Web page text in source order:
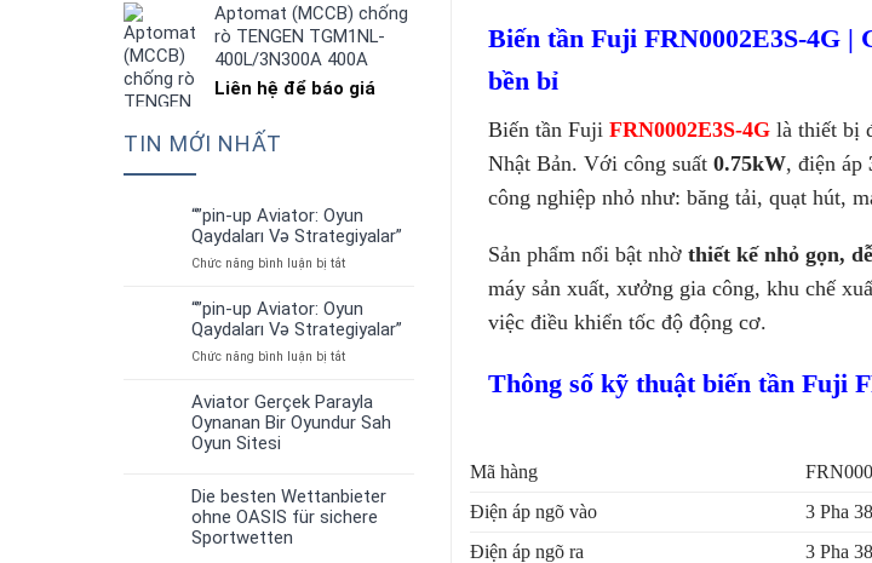
Aptomat (MCCB) chống
rò TENGEN TGM1NL-
400L/3N300A 400A
Liên hệ để báo giá
TIN MỚI NHẤT
“”pin-up Aviator: Oyun
Qaydaları Və Strategiyalar”
Chức năng bình luận bị tắtở
Aviator:
Oyun
Qaydaları
Strategiyalar”
“”pin-up Aviator: Oyun
Qaydaları Və Strategiyalar”
Chức năng bình luận bị tắtở
Aviator:
Oyun
Strategiyalar”
Aviator Gerçek Parayla
Oynanan Bir Oyundur Sah
Oyun Sitesi
Die besten Wettanbieter
ohne OASIS für sichere
Sportwetten
Biến tần Fuji FRN0002E3S-4G |
bền bỉ
Biến tần Fuji FRN0002E3S-4G là thiết bị
Nhật Bản. Với công suất 0.75kW, điện áp
công nghiệp nhỏ như: băng tải, quạt hút,
Sản phẩm nổi bật nhờ thiết kế nhỏ gọn,
máy sản xuất, xưởng gia công, khu chế
việc điều khiển tốc độ động cơ.
Thông số kỹ thuật biến tần Fuji
Mã hàng
Điện áp ngõ vào
3 Pha
Điện áp ngõ ra
3 Pha